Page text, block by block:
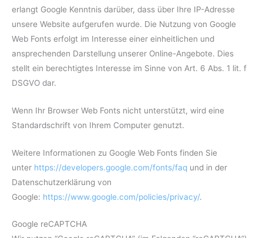
erlangt Google Kenntnis darüber, dass über Ihre IP-Adresse
unsere Website aufgerufen wurde. Die Nutzung von Google
Web Fonts erfolgt im Interesse einer einheitlichen und
ansprechenden Darstellung unserer Online-Angebote. Dies
stellt ein berechtigtes Interesse im Sinne von Art. 6 Abs. 1 lit. f
DSGVO dar.
Wenn Ihr Browser Web Fonts nicht unterstützt, wird eine
Standardschrift von Ihrem Computer genutzt.
Weitere Informationen zu Google Web Fonts finden Sie
unter https://developers.google.com/fonts/faq und in der
Datenschutzerklärung von
Google: https://www.google.com/policies/privacy/.
Google reCAPTCHA